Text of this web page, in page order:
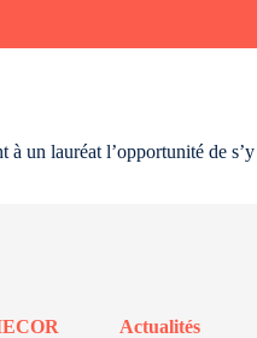
un lauréat l’opportunité de
Actualités